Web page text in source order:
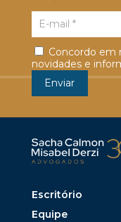
Concordo em
novidades e
Escritório
Equipe